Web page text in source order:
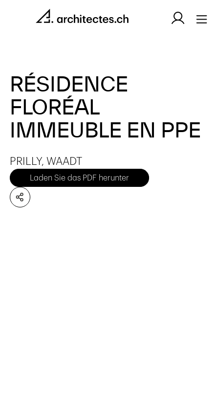
RÉSIDENCE
FLORÉAL
IMMEUBLE EN PPE
PRILLY, WAADT
Laden Sie das PDF herunter